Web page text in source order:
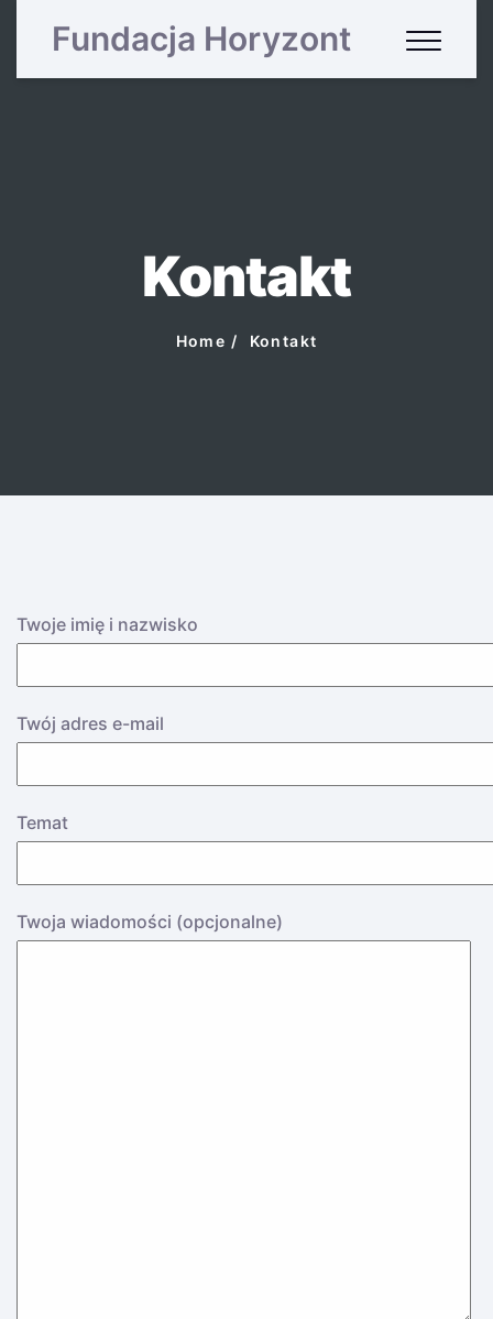
Fundacja Horyzont
Kontakt
Home Kontakt
Twoje imię i nazwisko
Twój adres e-mail
Temat
Twoja wiadomości (opcjonalne)